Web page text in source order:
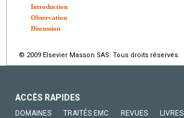
Introduction
Observation
Discussion
© 2009 Elsevier Masson SAS. Tous droits réservés.
ACCÈS RAPIDES
DOMAINES TRAITÉS EMC REVUES LIVRES